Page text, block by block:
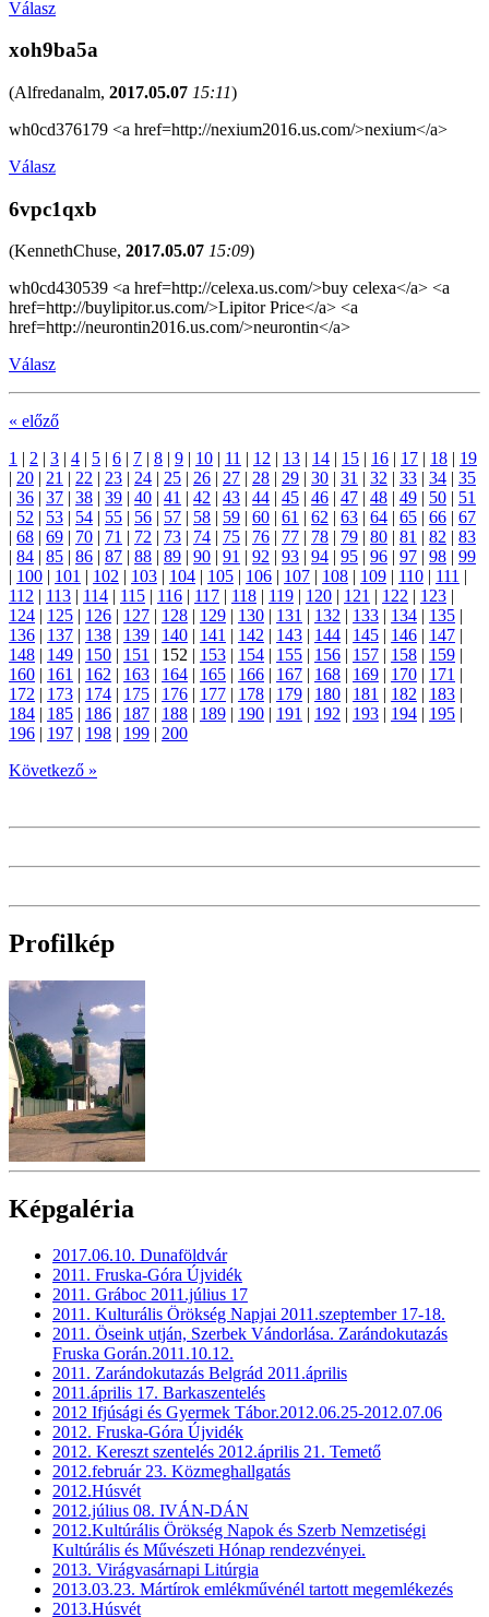
Válasz
xoh9ba5a
(Alfredanalm, 2017.05.07 15:11)
wh0cd376179 <a href=http://nexium2016.us.com/>nexium</a>
Válasz
6vpc1qxb
(KennethChuse, 2017.05.07 15:09)
wh0cd430539 <a href=http://celexa.us.com/>buy celexa</a> <a
href=http://buylipitor.us.com/>Lipitor Price</a> <a
href=http://neurontin2016.us.com/>neurontin</a>
Válasz
« előző
1 | 2 | 3 | 4 | 5 | 6 | 7 | 8 | 9 | 10 | 11 | 12 | 13 | 14 | 15 | 16 | 17 | 18 | 19
| 20 | 21 | 22 | 23 | 24 | 25 | 26 | 27 | 28 | 29 | 30 | 31 | 32 | 33 | 34 | 35
| 36 | 37 | 38 | 39 | 40 | 41 | 42 | 43 | 44 | 45 | 46 | 47 | 48 | 49 | 50 | 51
| 52 | 53 | 54 | 55 | 56 | 57 | 58 | 59 | 60 | 61 | 62 | 63 | 64 | 65 | 66 | 67
| 68 | 69 | 70 | 71 | 72 | 73 | 74 | 75 | 76 | 77 | 78 | 79 | 80 | 81 | 82 | 83
| 84 | 85 | 86 | 87 | 88 | 89 | 90 | 91 | 92 | 93 | 94 | 95 | 96 | 97 | 98 | 99
| 100 | 101 | 102 | 103 | 104 | 105 | 106 | 107 | 108 | 109 | 110 | 111 |
112 | 113 | 114 | 115 | 116 | 117 | 118 | 119 | 120 | 121 | 122 | 123 |
124 | 125 | 126 | 127 | 128 | 129 | 130 | 131 | 132 | 133 | 134 | 135 |
136 | 137 | 138 | 139 | 140 | 141 | 142 | 143 | 144 | 145 | 146 | 147 |
148 | 149 | 150 | 151 | 152 | 153 | 154 | 155 | 156 | 157 | 158 | 159 |
160 | 161 | 162 | 163 | 164 | 165 | 166 | 167 | 168 | 169 | 170 | 171 |
172 | 173 | 174 | 175 | 176 | 177 | 178 | 179 | 180 | 181 | 182 | 183 |
184 | 185 | 186 | 187 | 188 | 189 | 190 | 191 | 192 | 193 | 194 | 195 |
196 | 197 | 198 | 199 | 200
Következő »
Profilkép
Képgaléria
2017.06.10. Dunaföldvár
2011. Fruska-Góra Újvidék
2011. Gráboc 2011.július 17
2011. Kulturális Örökség Napjai 2011.szeptember 17-18.
2011. Öseink utján, Szerbek Vándorlása. Zarándokutazás
Fruska Gorán.2011.10.12.
2011. Zarándokutazás Belgrád 2011.április
2011.április 17. Barkaszentelés
2012 Ifjúsági és Gyermek Tábor.2012.06.25-2012.07.06
2012. Fruska-Góra Újvidék
2012. Kereszt szentelés 2012.április 21. Temető
2012.február 23. Közmeghallgatás
2012.Húsvét
2012.július 08. IVÁN-DÁN
2012.Kultúrális Örökség Napok és Szerb Nemzetiségi
Kultúrális és Művészeti Hónap rendezvényei.
2013. Virágvasárnapi Litúrgia
2013.03.23. Mártírok emlékművénél tartott megemlékezés
2013.Húsvét